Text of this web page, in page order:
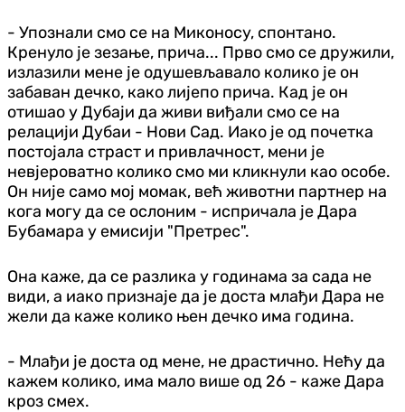
- Упознали смо се на Миконосу, спонтано.
Кренуло је зезање, прича... Прво смо се дружили,
излазили мене је одушевљавало колико је он
забаван дечко, како лијепо прича. Кад је он
отишао у Дубаји да живи виђали смо се на
релацији Дубаи - Нови Сад. Иако је од почетка
постојала страст и привлачност, мени је
невјероватно колико смо ми кликнули као особе.
Он није само мој момак, већ животни партнер на
кога могу да се ослоним - испричала је Дара
Бубамара у емисији "Претрес".
Она каже, да се разлика у годинама за сада не
види, а иако признаје да је доста млађи Дара не
жели да каже колико њен дечко има година.
- Млађи је доста од мене, не драстично. Нећу да
кажем колико, има мало више од 26 - каже Дара
кроз смех.